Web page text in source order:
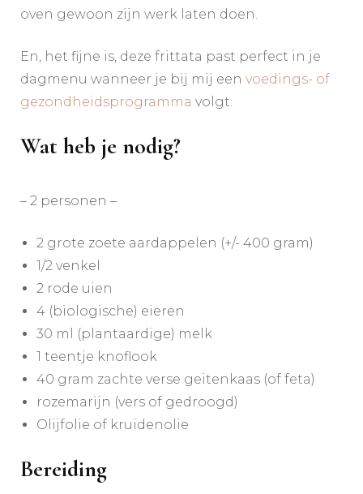
oven gewoon zijn werk laten doen.
En, het fijne is, deze frittata past perfect in je
dagmenu wanneer je bij mij een voedings- of
gezondheidsprogramma volgt.
Wat heb je nodig?
– 2 personen –
2 grote zoete aardappelen (+/- 400 gram)
1/2 venkel
2 rode uien
4 (biologische) eieren
30 ml (plantaardige) melk
1 teentje knoflook
40 gram zachte verse geitenkaas (of feta)
rozemarijn (vers of gedroogd)
Olijfolie of kruidenolie
Bereiding